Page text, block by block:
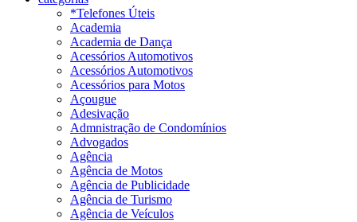
*Telefones Úteis
Academia
Academia de Dança
Acessórios Automotivos
Acessórios Automotivos
Acessórios para Motos
Açougue
Adesivação
Admnistração de Condomínios
Advogados
Agência
Agência de Motos
Agência de Publicidade
Agência de Turismo
Agência de Veículos